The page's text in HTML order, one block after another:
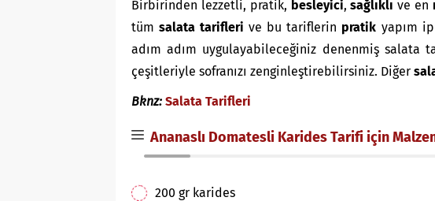
Birbirinden lezzetli, pratik, besleyici,sağlıklı ve en
tümsalata tarifleri ve bu tariflerin pratik yapım
adım adım uygulayabileceğiniz denenmiş salata
çeşitleriyle sofranızı zenginleştirebilirsiniz. Diğer
Bknz: Salata Tarifleri
Ananaslı Domatesli Karides Tarifi için
200 gr karides